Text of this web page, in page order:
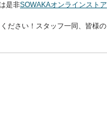
是非SOWAKAオンラインストア
ださい！スタッフ一同、皆様の